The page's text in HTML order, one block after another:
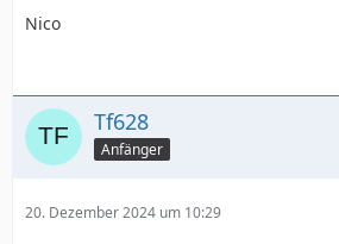
Nico
Tf628
Anfänger
20. Dezember 2024 um 10:29